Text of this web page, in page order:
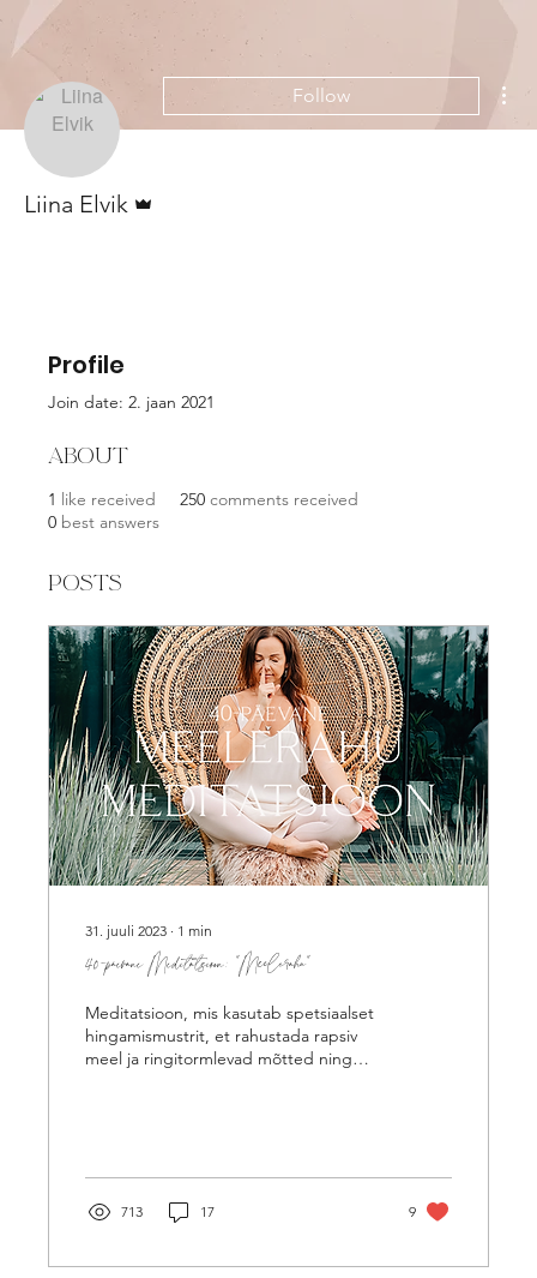
Profile
Join date: 2. jaan 2021
About
1 like received 250 comments received
0 best answers
Posts
31. juuli 2023 ∙ 1 min
40-päevane Meditatsioon: "Meelerahu"
Meditatsioon, mis kasutab spetsiaalset
hingamismustrit, et rahustada rapsiv
meel ja ringitormlevad mõtted ning
713 17 9
Follow
Liina Elvik